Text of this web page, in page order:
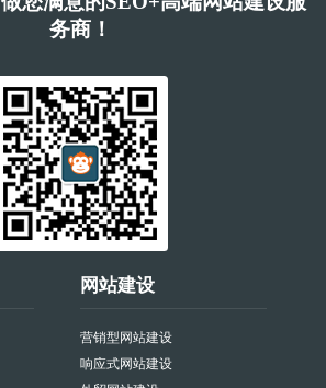
务商！
网站建设
营销型网站建设
响应式网站建设